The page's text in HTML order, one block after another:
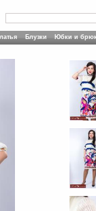
Блузки Юбки и